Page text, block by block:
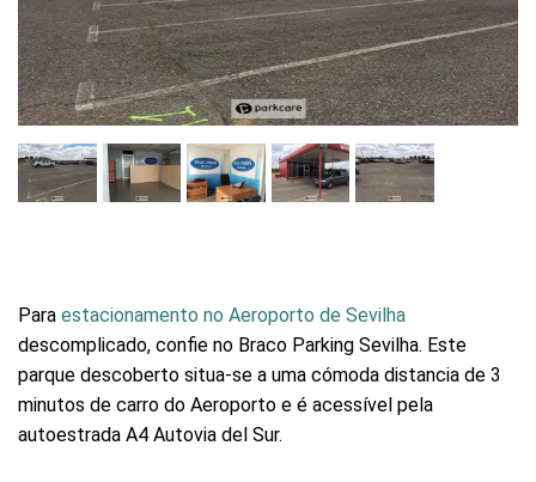
Para estacionamento no Aeroporto de Sevilha
descomplicado, confie no Braco Parking Sevilha. Este
parque descoberto situa-se a uma cómoda distancia de 3
minutos de carro do Aeroporto e é acessível pela
autoestrada A4 Autovia del Sur.